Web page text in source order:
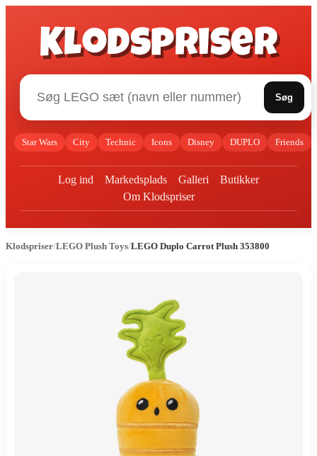
Klodspriser
Søg
Star Wars City Technic Icons Disney DUPLO Friends
Log ind Markedsplads Galleri
Butikker
Om Klodspriser
Klodspriser/LEGO Plush Toys/LEGO Duplo Carrot Plush 353800